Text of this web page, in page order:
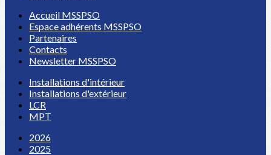
Accueil MSSPSO
Espace adhérents MSSPSO
Partenaires
Contacts
Newsletter MSSPSO
Installations d'intérieur
Installations d'extérieur
LCR
MPT
2026
2025